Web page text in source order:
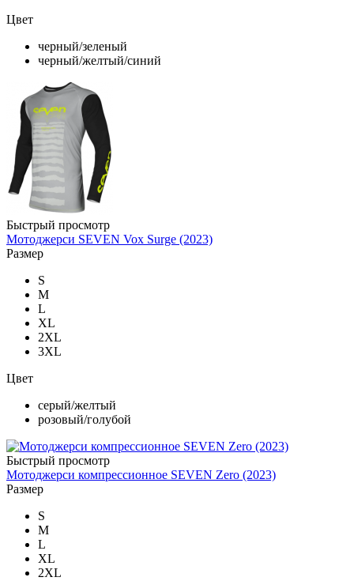
Цвет
черный/зеленый
черный/желтый/синий
Быстрый просмотр
Мотоджерси SEVEN Vox Surge (2023)
Размер
S
M
L
XL
2XL
3XL
Цвет
серый/желтый
розовый/голубой
Быстрый просмотр
Мотоджерси компрессионное SEVEN Zero (2023)
Размер
S
M
L
XL
2XL